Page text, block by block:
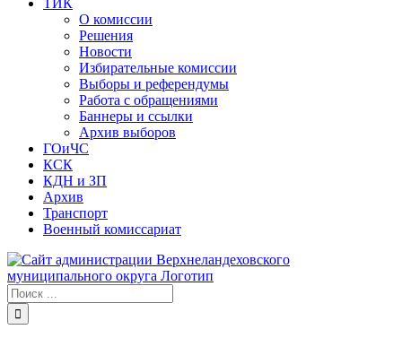
ТИК
О комиссии
Решения
Новости
Избирательные комиссии
Выборы и референдумы
Работа с обращениями
Баннеры и ссылки
Архив выборов
ГОиЧС
КСК
КДН и ЗП
Архив
Транспорт
Военный комиссариат
Результат
поиска: